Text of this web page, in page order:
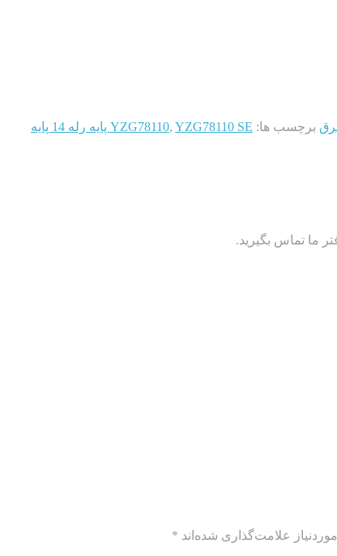
برچسب ها: YZG78110, YZG78110 SE پایه رله 14 پایه
ما تماس بگیرید.
علامت‌گذاری شده‌اند *